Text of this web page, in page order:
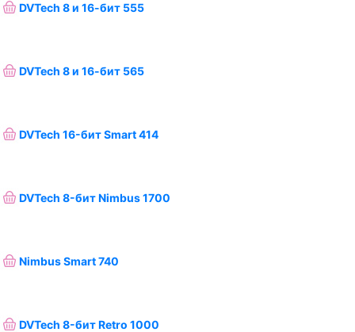
DVTech 8 и 16-бит 555
DVTech 8 и 16-бит 565
DVTech 16-бит Smart 414
DVTech 8-бит Nimbus 1700
Nimbus Smart 740
DVTech 8-бит Retro 1000